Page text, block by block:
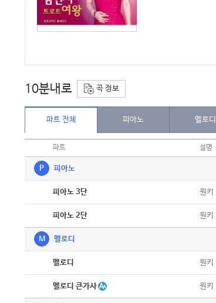
10분내로 곡 정보
파트 전체 피아노 멜로디
파트 설명
P 피아노
피아노 3단 원키
피아노 2단 원키
M 멜로디
멜로디 원키
멜로디 큰가사 원키